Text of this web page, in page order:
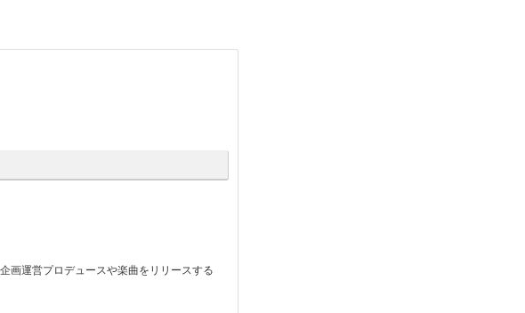
画運営プロデュースや楽曲をリリースする